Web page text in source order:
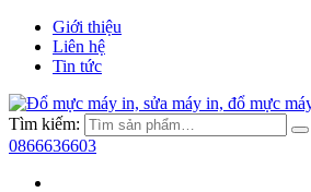
Giới thiệu
Liên hệ
Tin tức
Tìm kiếm:
0866636603